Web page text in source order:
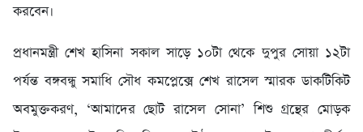
করবেন।
প্রধানমন্ত্রী শেখ হাসিনা সকাল সাড়ে ১০টা থেকে দুপুর সোয়া ১২টা
পর্যন্ত বঙ্গবন্ধু সমাধি সৌধ কমপ্লেক্সে শেখ রাসেল স্মারক ডাকটিকিট
অবমুক্তকরণ, ‘আমাদের ছোট রাসেল সোনা’ শিশু গ্রন্থের মোড়ক